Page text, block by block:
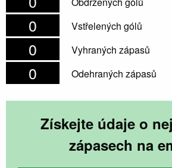
0 Vstřelených gólů
0 Vyhraných zápasů
0 Odehraných zápasů
Získejte údaje o
zápasech na